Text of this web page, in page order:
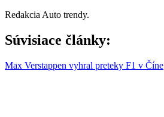
Redakcia Auto trendy.
Súvisiace články:
Max Verstappen vyhral preteky F1 v Číne